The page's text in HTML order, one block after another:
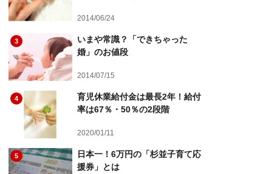
2014/06/24
3
いまや常識？「できちゃった
婚」のお値段
2014/07/15
4
育児休業給付金は最長2年！給付
率は67％・50％の2段階
2020/01/11
5
日本一！6万円の「杉並子育て応
援券」とは